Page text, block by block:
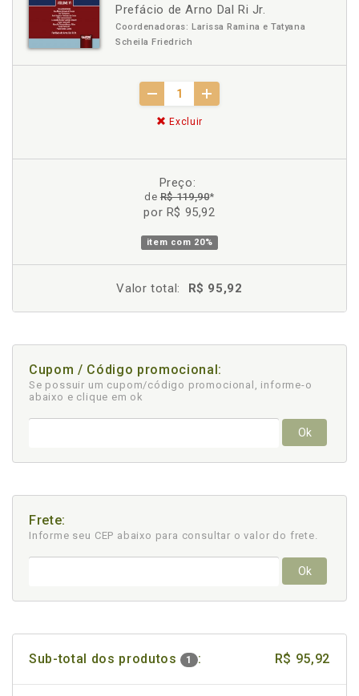
Prefácio de Arno Dal Ri Jr.
Coordenadoras: Larissa Ramina e Tatyana
Scheila Friedrich
Excluir
Preço:
deR$ 119,90*
por R$ 95,92
item com 20%
Valor total: R$ 95,92
Cupom / Código promocional:
Se possuir um cupom/código promocional, informe-o
abaixo e clique em ok
Ok
Frete:
Informe seu CEP abaixo para consultar o valor do frete.
Ok
Sub-total dos produtos 1 : R$ 95,92